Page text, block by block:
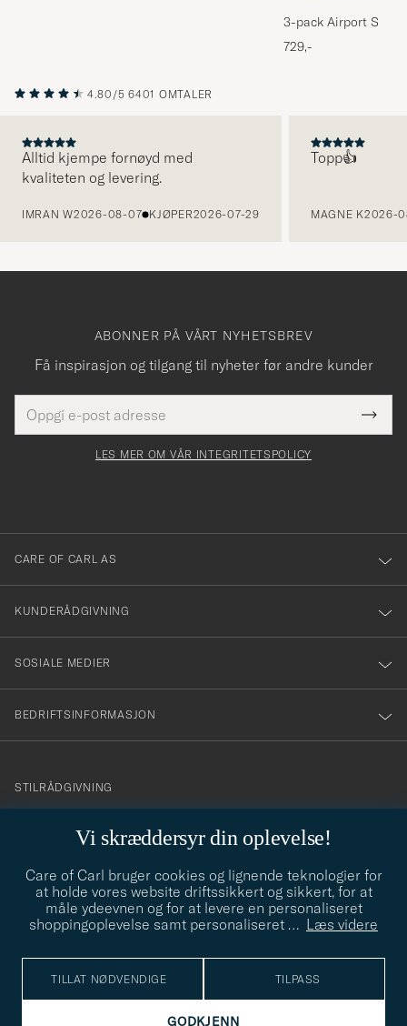
3-pack Airport
Melange
729,-
4.80/5 6401 OMTALER
Alltid kjempe fornøyd med
kvaliteten og levering.
IMRAN W2026-08-07 KJØPER2026-07-29
Topp👍
MAGNE K2026-
Vi skræddersyr din oplevelse!
Care of Carl bruger cookies og lignende teknologier for
at holde vores website driftssikkert og sikkert, for at
måle ydeevnen og for at levere en personaliseret
shoppingoplevelse samt personaliseret … Læs videre
TILLAT NØDVENDIGE TILPASS
GODKJENN
ABONNER PÅ VÅRT NYHETSBREV
Få inspirasjon og tilgang til nyheter før andre kunder
postadresse
felt
Tack
för
dig
till
vårt
nyhetsbrev!
LES MER OM VÅR INTEGRITETSPOLICY
CARE OF CARL AS
KUNDERÅDGIVNING
SOSIALE MEDIER
BEDRIFTSINFORMASJON
info@careofcarl.no
STILRÅDGIVNING
STILRÅDGIVNING
© Care of Carl 2026